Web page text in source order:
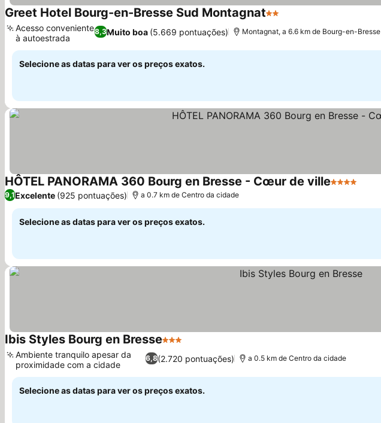
Greet Hotel Bourg-en-Bresse Sud Montagnat2 Estrelas
8,3Muito boa (5.669 pontuações)
Acesso conveniente
à autoestrada
Montagnat, a 6.6 km de Bourg-en-Bresse
Selecione as datas para ver os preços exatos.
HÔTEL PANORAMA 360 Bourg en Bresse - Cœur de ville4 Estrelas
9,1Excelente (925 pontuações) a 0.7 km de Centro da cidade
Selecione as datas para ver os preços exatos.
Ibis Styles Bourg en Bresse3 Estrelas
6,8(2.720 pontuações)
Ambiente tranquilo apesar da
proximidade com a cidade
a 0.5 km de Centro da cidade
Selecione as datas para ver os preços exatos.